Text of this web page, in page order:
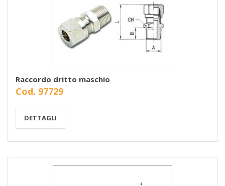
Raccordo dritto maschio
Cod. 97729
DETTAGLI